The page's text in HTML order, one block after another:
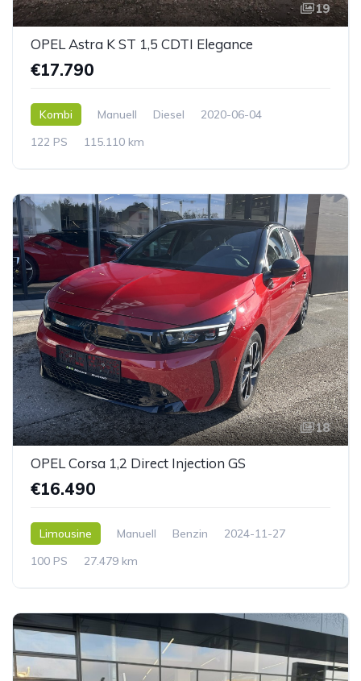
19
OPEL Astra K ST 1,5 CDTI Elegance
€17.790
Kombi Manuell Diesel
2020-06-04
122 PS
115.110 km
18
OPEL Corsa 1,2 Direct Injection GS
€16.490
Limousine Manuell Benzin
2024-11-27
100 PS
27.479 km